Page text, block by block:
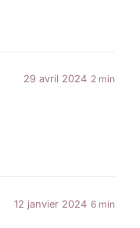
29 avril 2024 2 min
12 janvier 2024 6 min